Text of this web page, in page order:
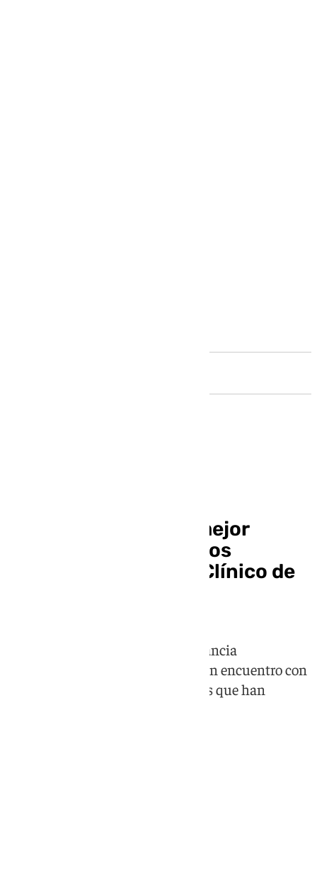
Juegos e ilusión, la mejor
medicina para los niños
hospitalizados en el Clínico de
Para conmemorar el Día de la Infancia
Hospitalizada, se ha organizado un encuentro con
trabajadores de diferentes sectores que han